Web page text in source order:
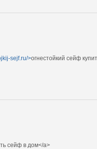
sejf.ru/>огнестойкий сейф
сейф в дом</a>